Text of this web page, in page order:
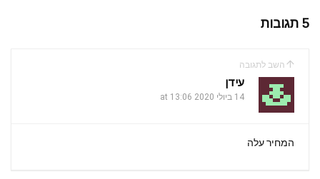
ce
b
o
o
k
p
5 תגובות
השב לתגובה
עידן
14 ביולי 2020 at 13:06
המחיר עלה